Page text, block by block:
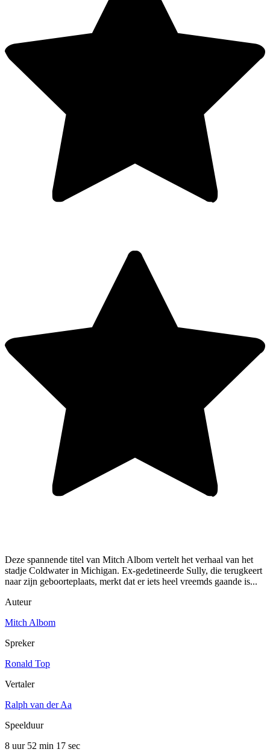
Deze spannende titel van Mitch Albom vertelt het verhaal van het
stadje Coldwater in Michigan. Ex-gedetineerde Sully, die terugkeert
naar zijn geboorteplaats, merkt dat er iets heel vreemds gaande is...
Auteur
Mitch Albom
Spreker
Ronald Top
Vertaler
Ralph van der Aa
Speelduur
8 uur 52 min 17 sec